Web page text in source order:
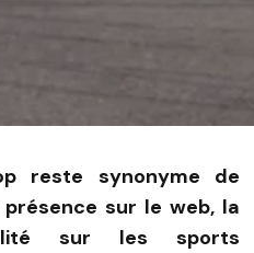
reste synonyme de
sur le web, la
sur les sports